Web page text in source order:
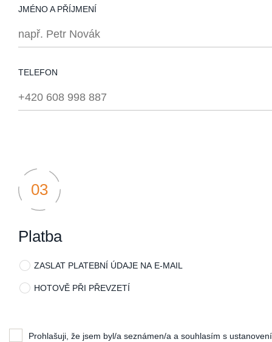
JMÉNO A PŘÍJMENÍ
TELEFON
Platba
ZASLAT PLATEBNÍ ÚDAJE NA E-MAIL
HOTOVĚ PŘI PŘEVZETÍ
Prohlašuji, že jsem byl/a seznámen/a a souhlasím s